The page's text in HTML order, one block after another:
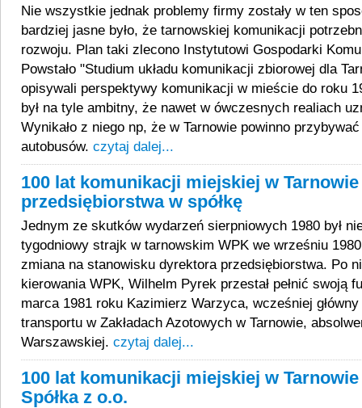
Nie wszystkie jednak problemy firmy zostały w ten
bardziej jasne było, że tarnowskiej komunikacji
rozwoju. Plan taki zlecono Instytutowi Gospodarki
Powstało "Studium układu komunikacji zbiorowej dla
opisywali perspektywy komunikacji w mieście do roku
był na tyle ambitny, że nawet w ówczesnych realiach
Wynikało z niego np, że w Tarnowie powinno
autobusów. czytaj dalej...
100 lat komunikacji miejskiej w Tarnowie
przedsiębiorstwa w spółkę
Jednym ze skutków wydarzeń sierpniowych 1980 był
tygodniowy strajk w tarnowskim WPK we wrześniu
zmiana na stanowisku dyrektora przedsiębiorstwa. Po
kierowania WPK, Wilhelm Pyrek przestał pełnić swoją
marca 1981 roku Kazimierz Warzyca, wcześniej
transportu w Zakładach Azotowych w Tarnowie,
Warszawskiej. czytaj dalej...
100 lat komunikacji miejskiej w Tarnowie
Spółka z o.o.